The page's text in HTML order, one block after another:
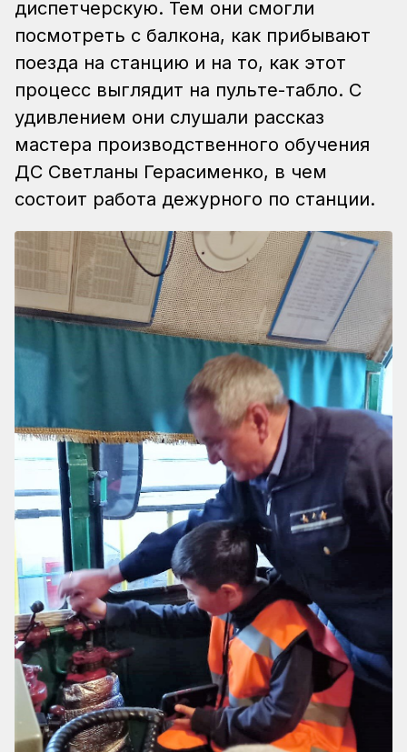
диспетчерскую. Тем они смогли
посмотреть с балкона, как прибывают
поезда на станцию и на то, как этот
процесс выглядит на пульте-табло. С
удивлением они слушали рассказ
мастера производственного обучения
ДС Светланы Герасименко, в чем
состоит работа дежурного по станции.